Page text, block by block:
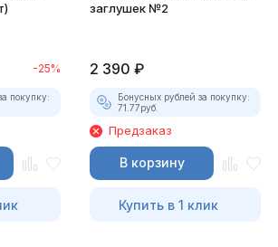
-25%
покупку:
заглушек №2
2 390 ₽
Бонусных рублей за покупку:
71.77руб.
Предзаказ
В корзину
Купить в 1 клик